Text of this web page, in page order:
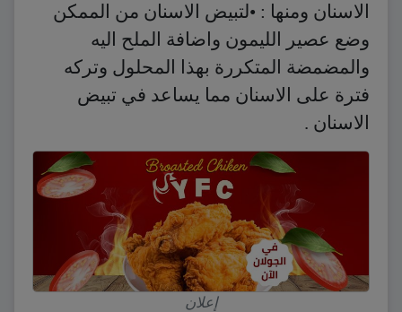
الاسنان ومنها : •لتبيض الاسنان من الممكن
وضع عصير الليمون واضافة الملح اليه
والمضمضة المتكررة بهذا المحلول وتركه
فترة على الاسنان مما يساعد في تبيض
الاسنان .
إعلان